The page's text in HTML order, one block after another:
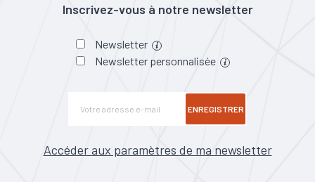
Inscrivez-vous à notre newsletter
Newsletter
Newsletter personnalisée
ENREGISTRER
Accéder aux paramètres de ma newsletter